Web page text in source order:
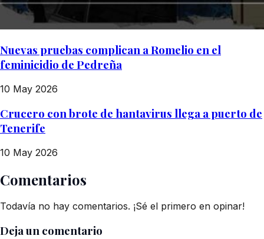
Nuevas pruebas complican a Romelio en el
feminicidio de Pedreña
10 May 2026
Crucero con brote de hantavirus llega a puerto de
Tenerife
10 May 2026
Comentarios
Todavía no hay comentarios. ¡Sé el primero en opinar!
Deja un comentario